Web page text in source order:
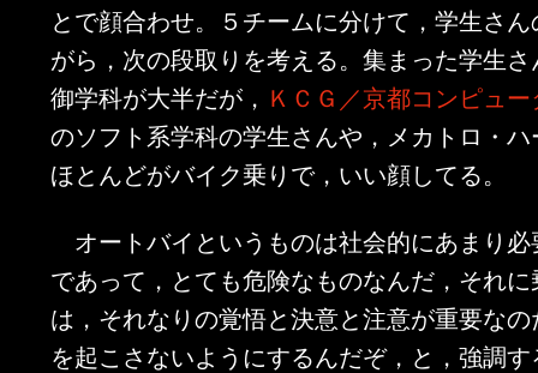
とで顔合わせ。５チームに分けて，学生さ
がら，次の段取りを考える。集まった学生
御学科が大半だが， ＫＣＧ／京都コンピュ
のソフト系学科の学生さんや，メカトロ・
ほとんどがバイク乗りで，いい顔してる。
オートバイというものは社会的にあまり
であって，とても危険なものなんだ，それ
は，それなりの覚悟と決意と注意が重要な
を起こさないようにするんだぞ，と，強調